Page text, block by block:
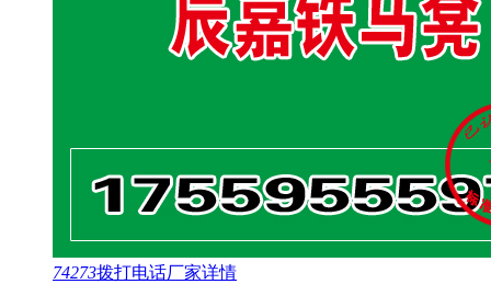
74273拨打电话厂家详情